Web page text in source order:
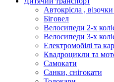
Автокрісла ,
Біговел
Велосипеди 2-х
Велосипеди 3-х
Електромобілі та
Квадроцикли та
Самокати
Санки, снігокати